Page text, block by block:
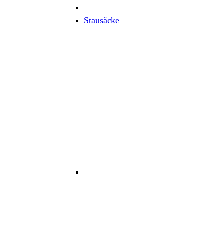
Stausäcke